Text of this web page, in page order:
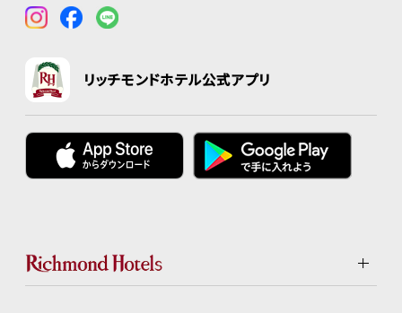
リッチモンドホテル公式アプリ